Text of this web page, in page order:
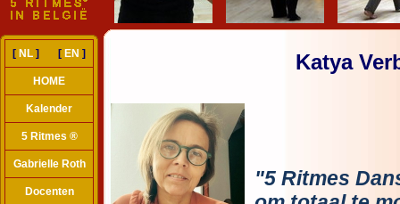
[ NL ] [ EN ]
HOME
Kalender
5 Ritmes ®
Gabrielle Roth
Docenten
Katya